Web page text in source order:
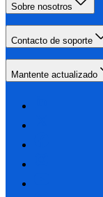
Sobre nosotros
Contacto de soporte
Mantente actualizado